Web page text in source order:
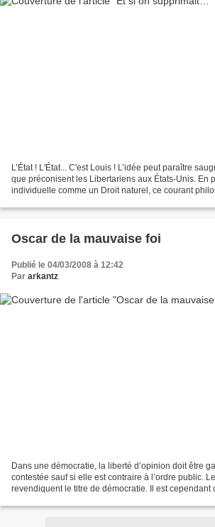
L’État ! L'État... C'est Louis ! L’idée peut paraître
que préconisent les Libertariens aux États-Unis. En
individuelle comme un Droit naturel, ce courant
Oscar de la mauvaise foi
Publié le 04/03/2008 à 12:42
Par arkantz
Dans une démocratie, la liberté d’opinion doit être
contestée sauf si elle est contraire à l’ordre public.
revendiquent le titre de démocratie. Il est cependant